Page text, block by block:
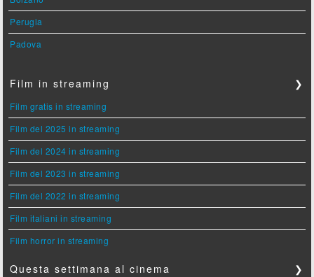
Perugia
Padova
Film in streaming ❯
Film gratis in streaming
Film del 2025 in streaming
Film del 2024 in streaming
Film del 2023 in streaming
Film del 2022 in streaming
Film italiani in streaming
Film horror in streaming
Questa settimana al cinema ❯